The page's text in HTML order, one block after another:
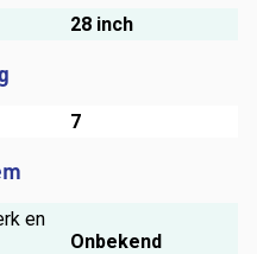
28 inch
7
en
Onbekend